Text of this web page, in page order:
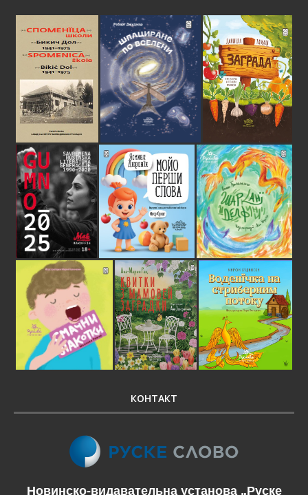
КОНТАКТ
Новинско-видавательна установа „Руске